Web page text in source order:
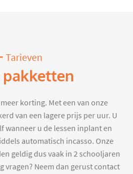
Tarieven
pakketten
korting. Met een van onze
van een lagere prijs per uur. U
wanneer u de lessen inplant en
automatisch incasso. Onze
geldig dus vaak in 2 schooljaren
vragen? Neem dan gerust contact